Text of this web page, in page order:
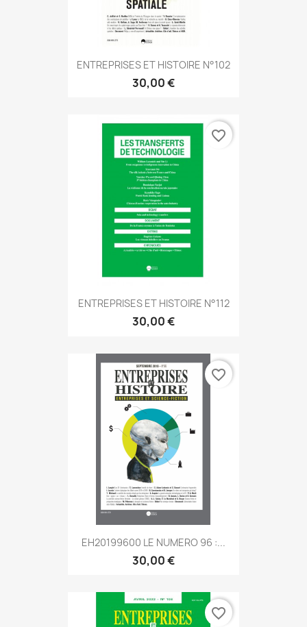
ENTREPRISES ET HISTOIRE N°102
30,00 €
ENTREPRISES ET HISTOIRE N°112
30,00 €
favorite_border
EH20199600 LE NUMERO 96 :...
30,00 €
favorite_border
favorite_border